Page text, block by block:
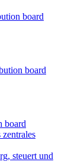
board
board
board
steuert und